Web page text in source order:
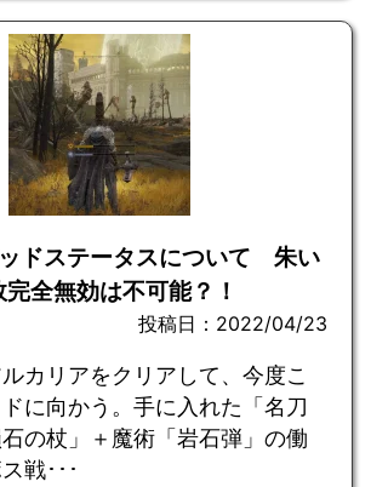
ドステータスについて 朱い
完全無効は不可能？！
投稿日：2022/04/23
カリアをクリアして、今度こ
に向かう。手に入れた「名刀
の杖」＋魔術「岩石弾」の働
戦･･･